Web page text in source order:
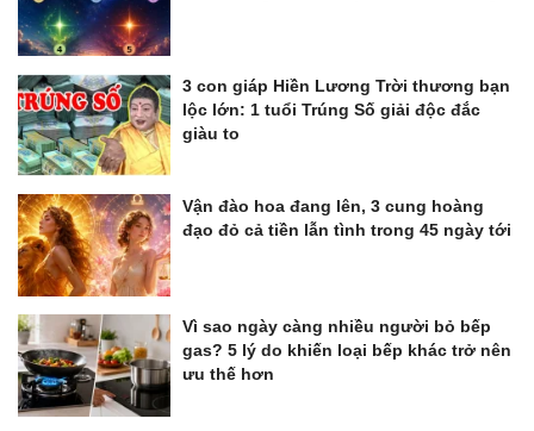
3 con giáp Hiền Lương Trời thương bạn
lộc lớn: 1 tuổi Trúng Số giải độc đắc
giàu to
Vận đào hoa đang lên, 3 cung hoàng
đạo đỏ cả tiền lẫn tình trong 45 ngày tới
Vì sao ngày càng nhiều người bỏ bếp
gas? 5 lý do khiến loại bếp khác trở nên
ưu thế hơn